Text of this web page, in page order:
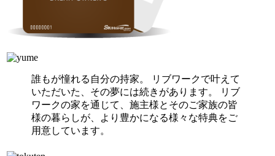
誰もが憧れる自分の持家。 リブワークで叶えて
いただいた、その夢には続きがあります。 リブ
ワークの家を通じて、施主様とそのご家族の皆
様の暮らしが、より豊かになる様々な特典をご
用意しています。